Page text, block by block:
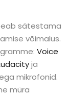
sätestama
võimalus.
Voice
ja
mikrofonid.
müra